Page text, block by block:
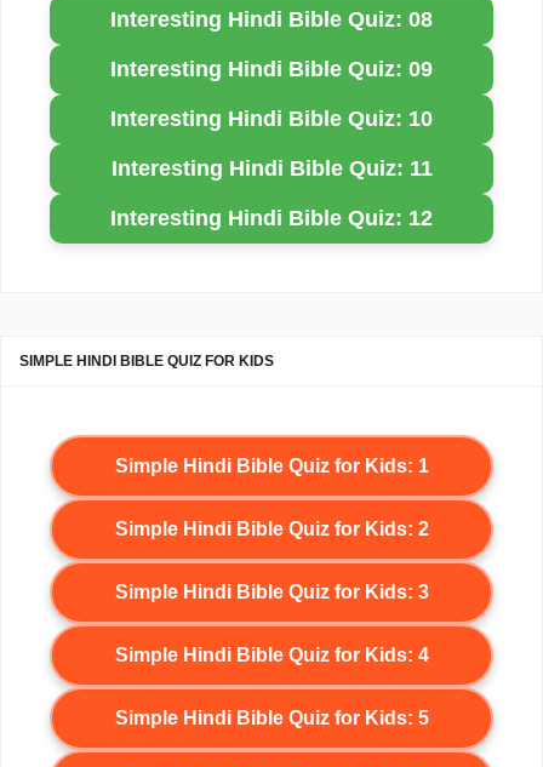
Interesting Hindi Bible Quiz: 08
Interesting Hindi Bible Quiz: 09
Interesting Hindi Bible Quiz: 10
Interesting Hindi Bible Quiz: 11
Interesting Hindi Bible Quiz: 12
SIMPLE HINDI BIBLE QUIZ FOR KIDS
Simple Hindi Bible Quiz for Kids: 1
Simple Hindi Bible Quiz for Kids: 2
Simple Hindi Bible Quiz for Kids: 3
Simple Hindi Bible Quiz for Kids: 4
Simple Hindi Bible Quiz for Kids: 5